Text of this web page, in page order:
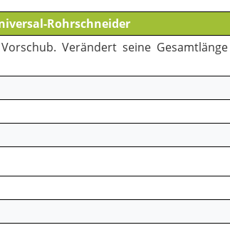
Rohrschneider
Verändert seine